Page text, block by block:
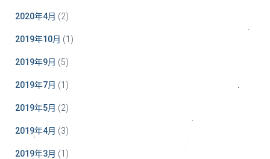
2020年4月 (2)
2019年10月 (1)
2019年9月 (5)
2019年7月 (1)
2019年5月 (2)
2019年4月 (3)
2019年3月 (1)